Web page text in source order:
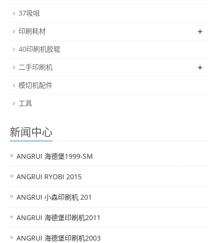
37吸咀
印刷耗材
+
40印刷机胶辊
二手印刷机
+
模切机配件
工具
新闻中心
ANGRUI 海德堡1999-SM
ANGRUI RYOBI 2015
ANGRUI 小森印刷机 201
ANGRUI 海德堡印刷机2011
ANGRUI 海德堡印刷机2003